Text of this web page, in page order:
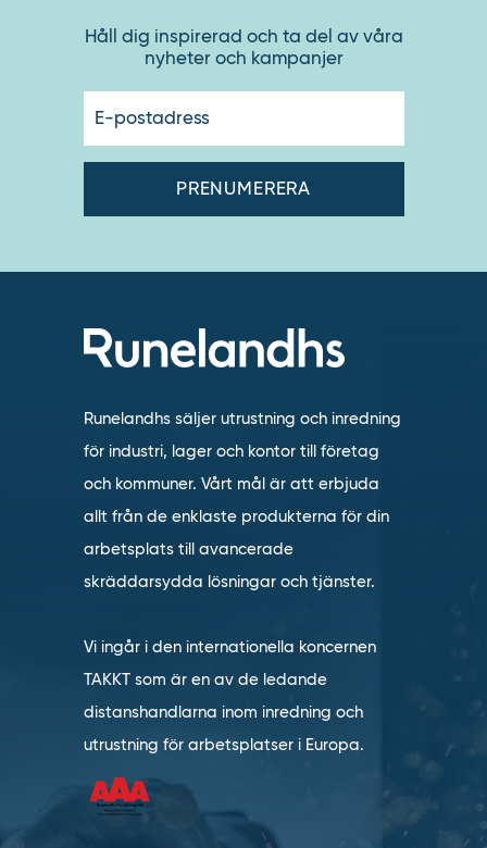
Håll dig inspirerad och ta del av våra
nyheter och kampanjer
Runelandhs säljer utrustning och inredning
för industri, lager och kontor till företag
och kommuner. Vårt mål är att erbjuda
allt från de enklaste produkterna för din
arbetsplats till avancerade
skräddarsydda lösningar och tjänster.
Vi ingår i den internationella koncernen
TAKKT som är en av de ledande
distanshandlarna inom inredning och
utrustning för arbetsplatser i Europa.